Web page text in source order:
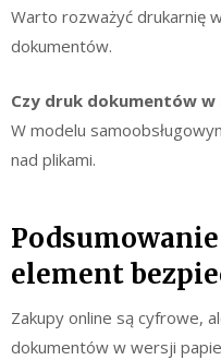
Warto rozważyć drukarnię
dokumentów.
Czy druk dokumentów w
W modelu
nad plikami.
element
Zakupy online są cyfrowe,
dokumentów w wersji